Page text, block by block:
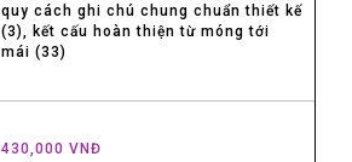
quy cách ghi chú chung chuẩn thiết kế
(3), kết cấu hoàn thiện từ móng tới
mái (33)
430,000 VNĐ